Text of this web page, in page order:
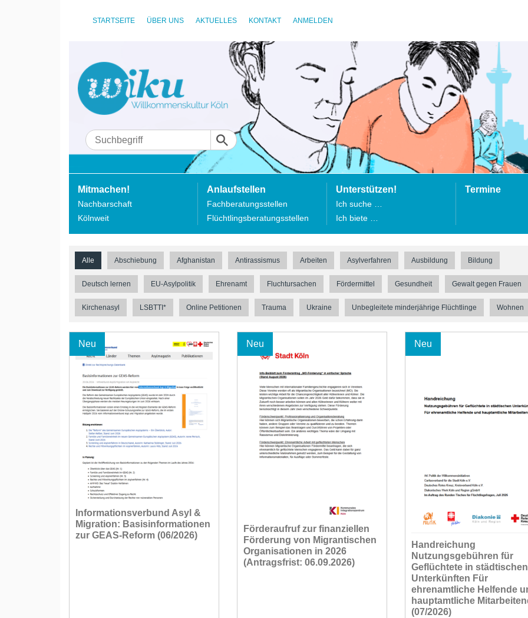
STARTSEITE ÜBER UNS AKTUELLES KONTAKT ANMELDEN
Mitmachen!
Nachbarschaft
Kölnweit
Anlaufstellen
Fachberatungsstellen
Flüchtlingsberatungsstellen
Unterstützen!
Ich suche …
Ich biete …
Termine
Alle Abschiebung Afghanistan Antirassismus Arbeiten Asylverfahren Ausbildung Bildung
Deutsch lernen EU-Asylpolitik Ehrenamt Fluchtursachen Fördermittel Gesundheit Gewalt gegen Frauen
Kirchenasyl LSBTTI* Online Petitionen Trauma Ukraine Unbegleitete minderjährige Flüchtlinge Wohnen
Neu
Informationsverbund Asyl &
Migration: Basisinformationen
zur GEAS-Reform (06/2026)
Neu
Förderaufruf zur finanziellen
Förderung von Migrantischen
Organisationen in 2026
(Antragsfrist: 06.09.2026)
Neu
Handreichung
Nutzungsgebühren für
Geflüchtete in städtischen
Unterkünften Für
ehrenamtliche Helfende
hauptamtliche
(07/2026)